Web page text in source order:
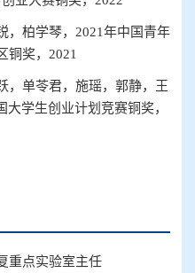
，柏学琴， 2021年中国青年
奖， 2021
，单苓君，施瑶，郭静，王
大学生创业计划竞赛铜奖，
重点实验室主任